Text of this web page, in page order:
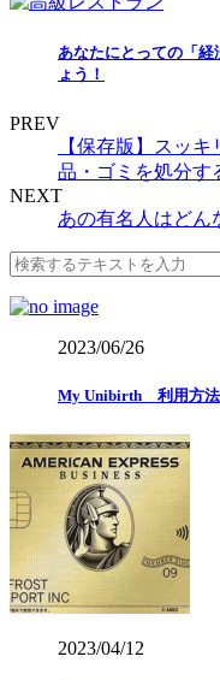
あなたにとっての「
ょう！
PREV
【保存版】スッ
品・ゴミを処分す
NEXT
あの有名人はどん
2023/06/26
My Unibirth 利用方法
2023/04/12